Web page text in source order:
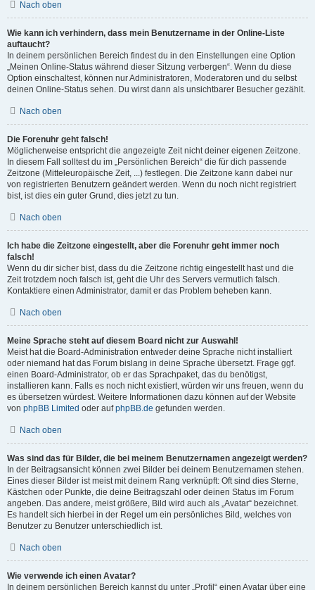
Nach oben
Wie kann ich verhindern, dass mein Benutzername in der Online-Liste
auftaucht?
In deinem persönlichen Bereich findest du in den Einstellungen eine Option
„Meinen Online-Status während dieser Sitzung verbergen“. Wenn du diese
Option einschaltest, können nur Administratoren, Moderatoren und du selbst
deinen Online-Status sehen. Du wirst dann als unsichtbarer Besucher gezählt.
Nach oben
Die Forenuhr geht falsch!
Möglicherweise entspricht die angezeigte Zeit nicht deiner eigenen Zeitzone.
In diesem Fall solltest du im „Persönlichen Bereich“ die für dich passende
Zeitzone (Mitteleuropäische Zeit, ...) festlegen. Die Zeitzone kann dabei nur
von registrierten Benutzern geändert werden. Wenn du noch nicht registriert
bist, ist dies ein guter Grund, dies jetzt zu tun.
Nach oben
Ich habe die Zeitzone eingestellt, aber die Forenuhr geht immer noch
falsch!
Wenn du dir sicher bist, dass du die Zeitzone richtig eingestellt hast und die
Zeit trotzdem noch falsch ist, geht die Uhr des Servers vermutlich falsch.
Kontaktiere einen Administrator, damit er das Problem beheben kann.
Nach oben
Meine Sprache steht auf diesem Board nicht zur Auswahl!
Meist hat die Board-Administration entweder deine Sprache nicht installiert
oder niemand hat das Forum bislang in deine Sprache übersetzt. Frage ggf.
einen Board-Administrator, ob er das Sprachpaket, das du benötigst,
installieren kann. Falls es noch nicht existiert, würden wir uns freuen, wenn du
es übersetzen würdest. Weitere Informationen dazu können auf der Website
von phpBB Limited oder aufphpBB.de gefunden werden.
Nach oben
Was sind das für Bilder, die bei meinem Benutzernamen angezeigt werden?
In der Beitragsansicht können zwei Bilder bei deinem Benutzernamen stehen.
Eines dieser Bilder ist meist mit deinem Rang verknüpft: Oft sind dies Sterne,
Kästchen oder Punkte, die deine Beitragszahl oder deinen Status im Forum
angeben. Das andere, meist größere, Bild wird auch als „Avatar“ bezeichnet.
Es handelt sich hierbei in der Regel um ein persönliches Bild, welches von
Benutzer zu Benutzer unterschiedlich ist.
Nach oben
Wie verwende ich einen Avatar?
In deinem persönlichen Bereich kannst du unter „Profil“ einen Avatar über eine